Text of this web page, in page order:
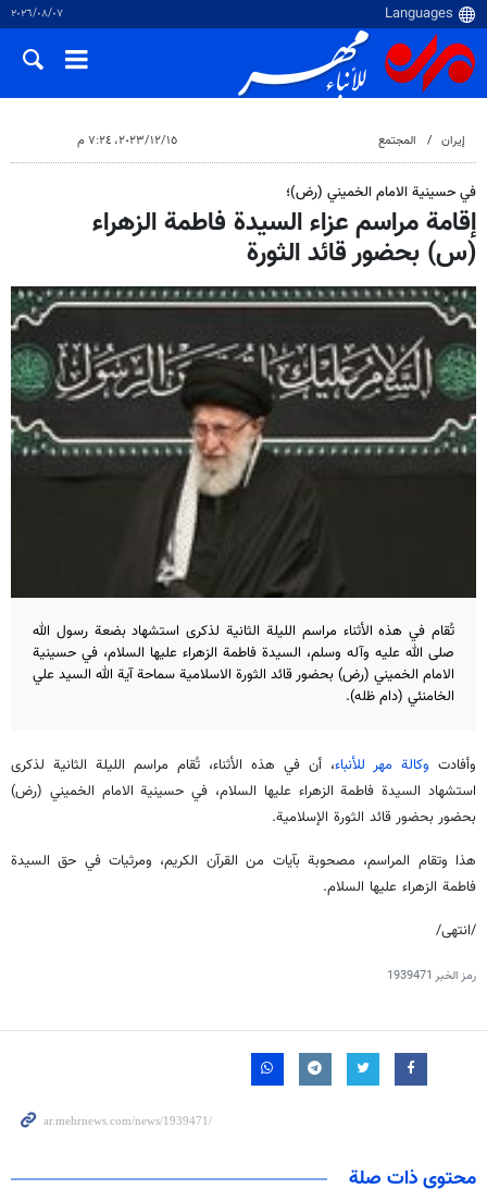
٠٧‏/٠٨‏/٢٠٢٦
إيران المجتمع ١٥‏/١٢‏/٢٠٢٣، ٧:٢٤ م
في حسينية الامام الخميني (رض)؛
إقامة مراسم عزاء السيدة فاطمة الزهراء
(س) بحضور قائد الثورة
تُقام في هذه الأثناء مراسم الليلة الثانية لذكرى استشهاد بضعة رسول الله
صلى الله عليه وآله وسلم، السيدة فاطمة الزهراء عليها السلام، في حسينية
الامام الخميني (رض) بحضور قائد الثورة الاسلامية سماحة آية الله السيد علي
الخامنئي (دام ظله).
وأفادت وكالة مهر للأنباء، أن في هذه الأثناء، تُقام مراسم الليلة الثانية لذكرى
استشهاد السيدة فاطمة الزهراء عليها السلام، في حسينية الامام الخميني (رض)
بحضور بحضور قائد الثورة الإسلامية.
هذا وتقام المراسم، مصحوبة بآيات من القرآن الكريم، ومرثيات في حق السيدة
فاطمة الزهراء عليها السلام.
/انتهى/
رمز الخبر 1939471
محتوى ذات صلة